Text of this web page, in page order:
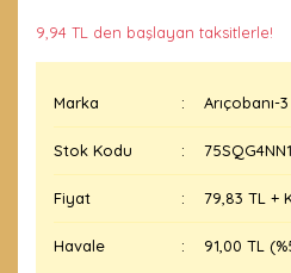
9,94 TL den başlayan taksitlerle!
Marka Arıçobanı-3
Stok Kodu
Fiyat 79,83 TL +
Havale 91,00 TL